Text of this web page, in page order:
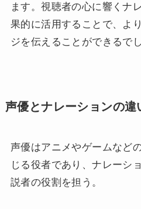
ます。視聴者の心に響くナ
果的に活用することで、よ
ジを伝えることができるでし
声優とナレーションの違
声優はアニメやゲームなど
じる役者であり、ナレーシ
説者の役割を担う。